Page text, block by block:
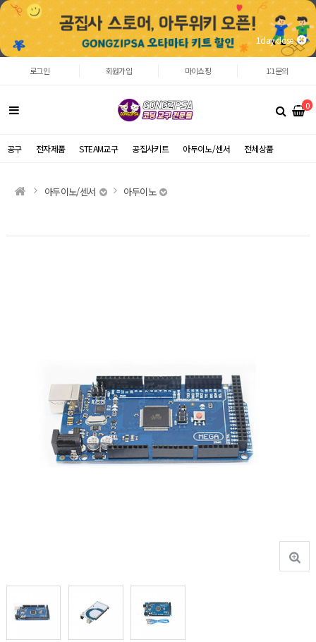
1day close
로그인 회원가입 마이쇼핑 1:1문의
0
공구 전자제품 STEAM교구 공집사키트 아두이노/센서 전체상품
아두이노/센서 아두이노